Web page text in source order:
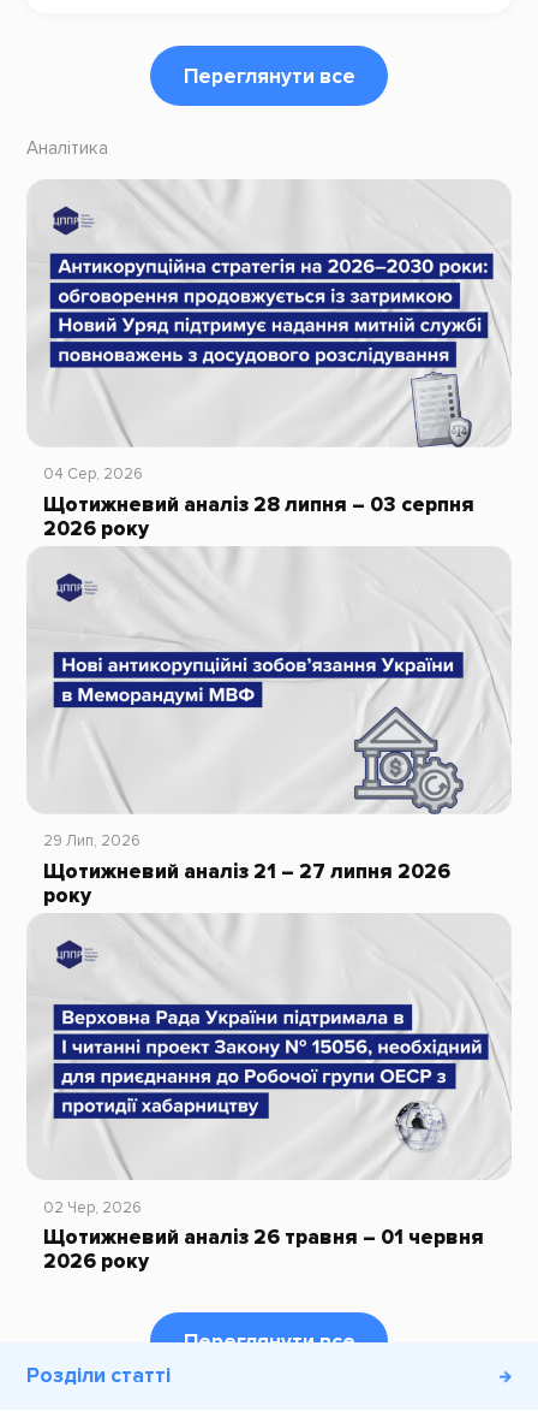
Розділи статті
Переглянути все
Аналітика
04 Сер, 2026
Щотижневий аналіз 28 липня – 03 серпня
2026 року
29 Лип, 2026
Щотижневий аналіз 21 – 27 липня 2026
року
02 Чер, 2026
Щотижневий аналіз 26 травня – 01 червня
2026 року
Переглянути все